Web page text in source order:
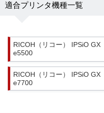
適合プリンタ機種一覧
RICOH（リコー） IPSiO GX
e5500
RICOH（リコー） IPSiO GX
e7700